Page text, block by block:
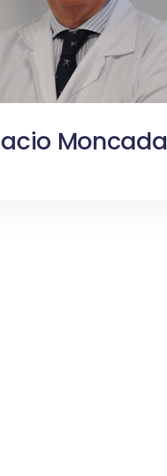
Moncada